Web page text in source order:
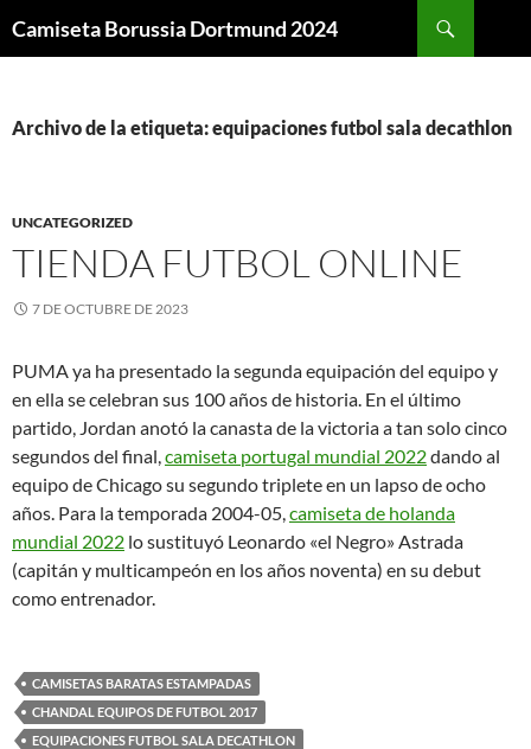
Camiseta Borussia Dortmund 2024
Archivo de la etiqueta: equipaciones futbol sala decathlon
UNCATEGORIZED
TIENDA FUTBOL ONLINE
7 DE OCTUBRE DE 2023
PUMA ya ha presentado la segunda equipación del equipo y
en ella se celebran sus 100 años de historia. En el último
partido, Jordan anotó la canasta de la victoria a tan solo cinco
segundos del final,camiseta portugal mundial 2022dando al
equipo de Chicago su segundo triplete en un lapso de ocho
años. Para la temporada 2004-05,camiseta de holanda
mundial 2022 lo sustituyó Leonardo «el Negro» Astrada
(capitán y multicampeón en los años noventa) en su debut
como entrenador.
CAMISETAS BARATAS ESTAMPADAS
CHANDAL EQUIPOS DE FUTBOL 2017
EQUIPACIONES FUTBOL SALA DECATHLON